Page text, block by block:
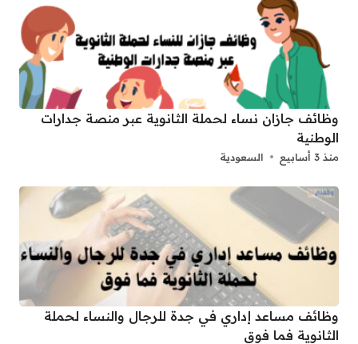
وظائف جازان نساء لحملة الثانوية عبر منصة جدارات
الوطنية
منذ 3 أسابيع السعودية
وظائف مساعد إداري في جدة للرجال والنساء لحملة
الثانوية فما فوق